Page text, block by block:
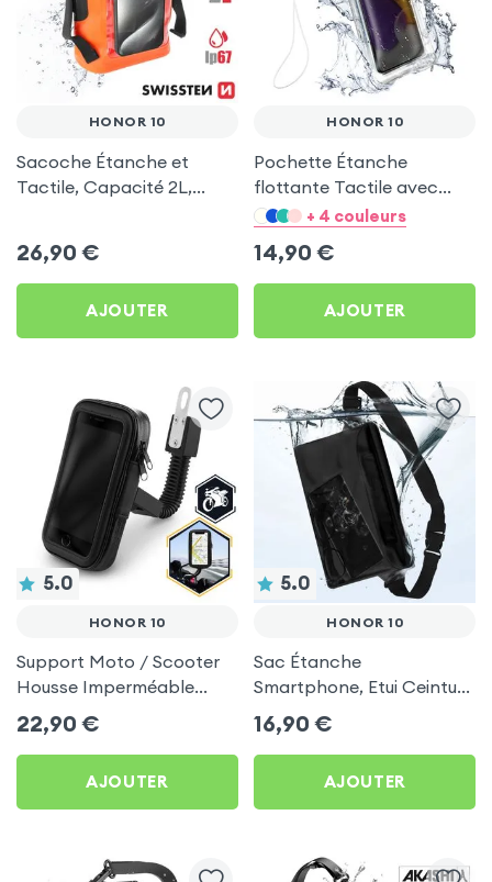
HONOR 10
Sacoche Étanche et
Tactile, Capacité 2L,
26,90 €
AJOUTER
HONOR 10
Pochette Étanche
flottante Tactile avec
Dragonne - Transparent
+ 4 couleurs
14,90 €
AJOUTER
5.0
HONOR 10
Support Moto / Scooter
Housse Imperméable
Rotatif 360°, Fixation
Retroviseur - Noir pour
Honor 10
22,90 €
AJOUTER
5.0
HONOR 10
Sac Étanche
Smartphone, Etui Ceinture
à Sangle Réglable, 100%
Tactile - Noir pour Honor
10
16,90 €
AJOUTER